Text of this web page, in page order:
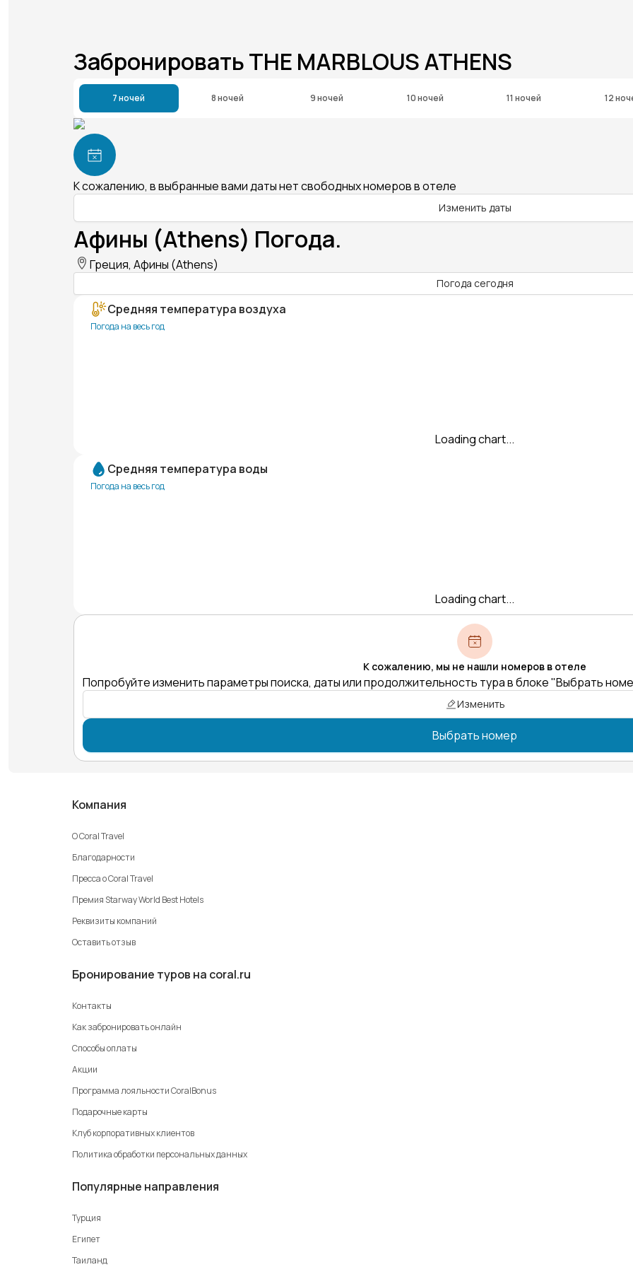
Забронировать THE MARBLOUS ATHENS
7 ночей 8 ночей 9 ночей 10 ночей 11 ночей 12
К сожалению, в выбранные вами даты нет свободных номеров в отеле
Изменить даты
Афины (Athens) Погода.
Греция, Афины (Athens)
Погода сегодня
Средняя температура воздуха
Погода на весь год
Loading chart...
Средняя температура воды
Погода на весь год
Loading chart...
К сожалению, мы не нашли номеров в отеле
Попробуйте изменить параметры поиска, даты или продолжительность тура в блоке "Выбрать
Изменить
Выбрать номер
Компания
О Coral Travel
Благодарности
Пресса о Coral Travel
Премия Starway World Best Hotels
Реквизиты компаний
Оставить отзыв
Бронирование туров на coral.ru
Контакты
Как забронировать онлайн
Способы оплаты
Акции
Программа лояльности CoralBonus
Подарочные карты
Клуб корпоративных клиентов
Политика обработки персональных данных
Популярные направления
Турция
Египет
Таиланд